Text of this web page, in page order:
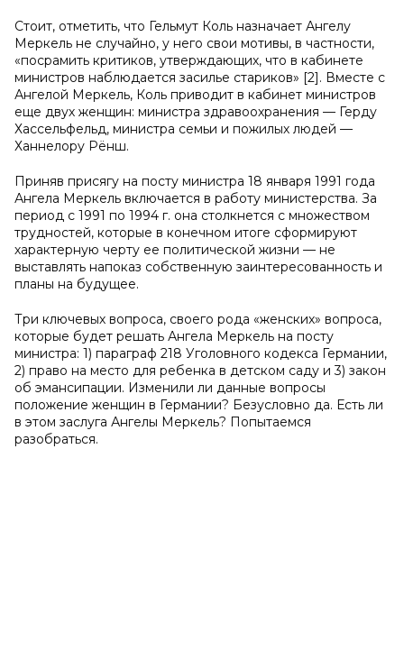
Стоит, отметить, что Гельмут Коль назначает Ангелу
Меркель не случайно, у него свои мотивы, в частности,
«посрамить критиков, утверждающих, что в кабинете
министров наблюдается засилье стариков» [2]. Вместе с
Ангелой Меркель, Коль приводит в кабинет министров
еще двух женщин: министра здравоохранения — Герду
Хассельфельд, министра семьи и пожилых людей —
Ханнелору Рёнш.
Приняв присягу на посту министра 18 января 1991 года
Ангела Меркель включается в работу министерства. За
период с 1991 по 1994 г. она столкнется с множеством
трудностей, которые в конечном итоге сформируют
характерную черту ее политической жизни — не
выставлять напоказ собственную заинтересованность и
планы на будущее.
Три ключевых вопроса, своего рода «женских» вопроса,
которые будет решать Ангела Меркель на посту
министра: 1) параграф 218 Уголовного кодекса Германии,
2) право на место для ребенка в детском саду и 3) закон
об эмансипации. Изменили ли данные вопросы
положение женщин в Германии? Безусловно да. Есть ли
в этом заслуга Ангелы Меркель? Попытаемся
разобраться.